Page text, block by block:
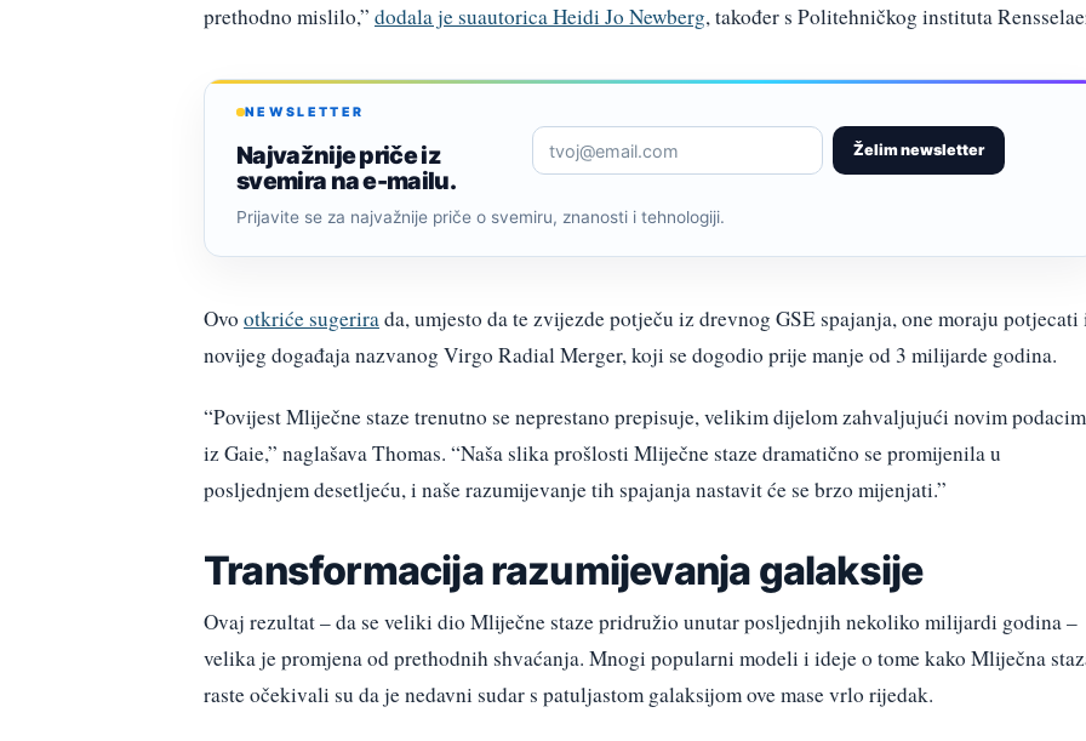
prethodno mislilo,” dodala je suautorica Heidi Jo Newberg, također s Politehničkog instituta
NEWSLETTER
Najvažnije priče iz
svemira na e-mailu.
Želim newsletter
Prijavite se za najvažnije priče o svemiru, znanosti i tehnologiji.
Ovo otkriće sugerirada, umjesto da te zvijezde potječu iz drevnog GSE spajanja, one moraju potjecati
novijeg događaja nazvanog Virgo Radial Merger, koji se dogodio prije manje od 3 milijarde godina.
“Povijest Mliječne staze trenutno se neprestano prepisuje, velikim dijelom zahvaljujući novim
iz Gaie,” naglašava Thomas. “Naša slika prošlosti Mliječne staze dramatično se promijenila u
posljednjem desetljeću, i naše razumijevanje tih spajanja nastavit će se brzo mijenjati.”
Transformacija razumijevanja galaksije
Ovaj rezultat – da se veliki dio Mliječne staze pridružio unutar posljednjih nekoliko milijardi godina –
velika je promjena od prethodnih shvaćanja. Mnogi popularni modeli i ideje o tome kako Mliječna
raste očekivali su da je nedavni sudar s patuljastom galaksijom ove mase vrlo rijedak.